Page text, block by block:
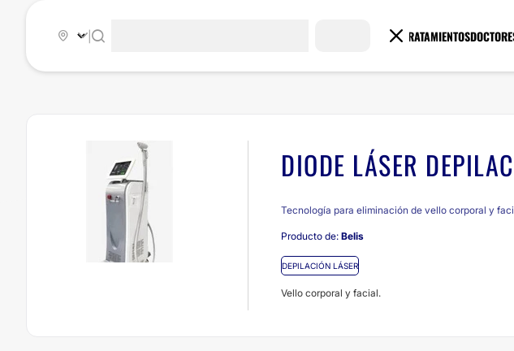
TRATAMIENTOS
DIODE LÁSER
Tecnología para eliminación de vello corporal y
Producto de: Belis
DEPILACIÓN LÁSER
Vello corporal y facial.